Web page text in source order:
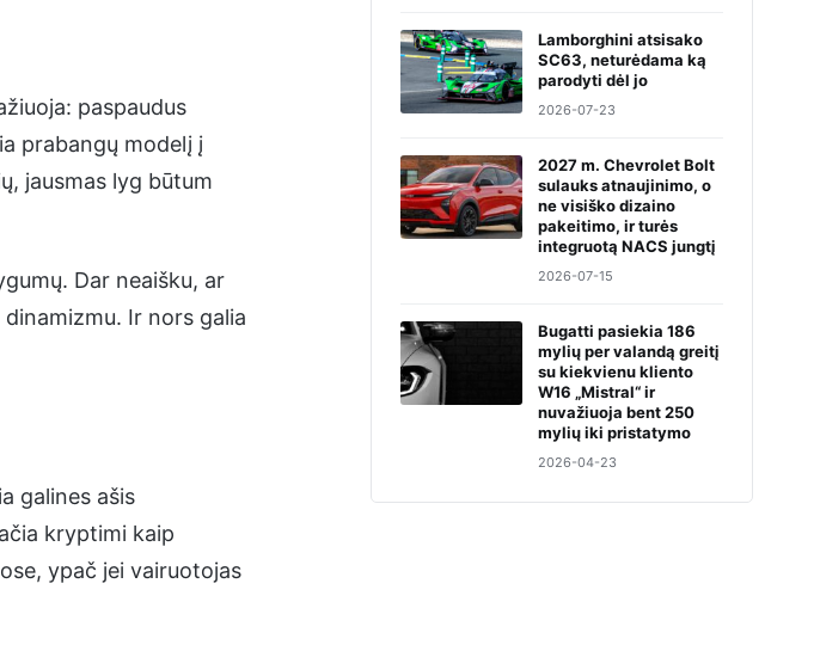
paspaudus
prabangų modelį į
jausmas lyg būtum
Dar neaišku, ar
Ir nors galia
galines ašis
kryptimi kaip
ypač jei vairuotojas
Lamborghini atsisako
SC63, neturėdama ką
parodyti dėl jo
2026-07-23
2027 m. Chevrolet Bolt
sulauks atnaujinimo, o
ne visiško dizaino
pakeitimo, ir turės
integruotą NACS jungtį
2026-07-15
Bugatti pasiekia 186
mylių per valandą greitį
su kiekvienu kliento
W16 „Mistral“ ir
nuvažiuoja bent 250
mylių iki pristatymo
2026-04-23